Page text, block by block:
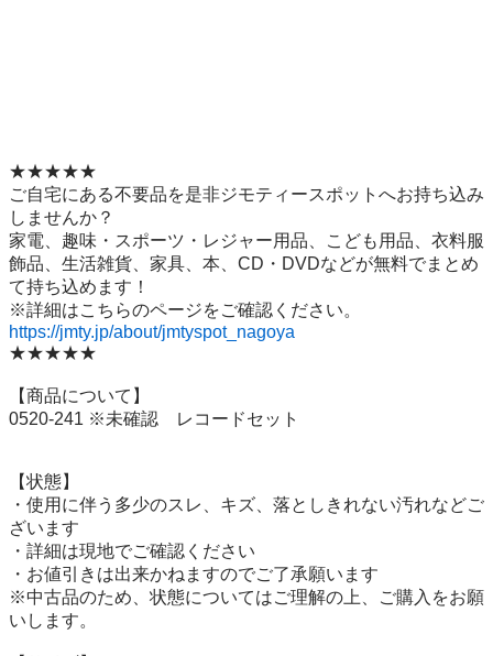
★★★★★
ご自宅にある不要品を是非ジモティースポットへお持ち込み
しませんか？
家電、趣味・スポーツ・レジャー用品、こども用品、衣料服
飾品、生活雑貨、家具、本、CD・DVDなどが無料でまとめ
て持ち込めます！
https://jmty.jp/about/jmtyspot_nagoya
★★★★★
【商品について】
0520-241 ※未確認　レコードセット
【状態】
・使用に伴う多少のスレ、キズ、落としきれない汚れなどご
ざいます
・詳細は現地でご確認ください
・お値引きは出来かねますのでご了承願います
※中古品のため、状態についてはご理解の上、ご購入をお願
いします。